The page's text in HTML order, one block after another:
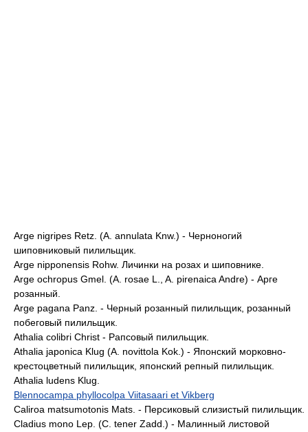
Arge nigripes Retz. (A. annulata Knw.) - Черноногий
шиповниковый пилильщик.
Arge nipponensis Rohw. Личинки на розах и шиповнике.
Arge ochropus Gmel. (A. rosae L., A. pirenaica Andre) - Арге
розанный.
Arge pagana Panz. - Черный розанный пилильщик, розанный
побеговый пилильщик.
Athalia colibri Christ - Рапсовый пилильщик.
Athalia japonica Klug (A. novittola Kok.) - Японский морковно-
крестоцветный пилильщик, японский репный пилильщик.
Athalia ludens Klug.
Blennocampa phyllocolpa Viitasaari et Vikberg
Caliroa matsumotonis Mats. - Персиковый слизистый пилильщик.
Cladius mono Lep. (С. tener Zadd.) - Малинный листовой